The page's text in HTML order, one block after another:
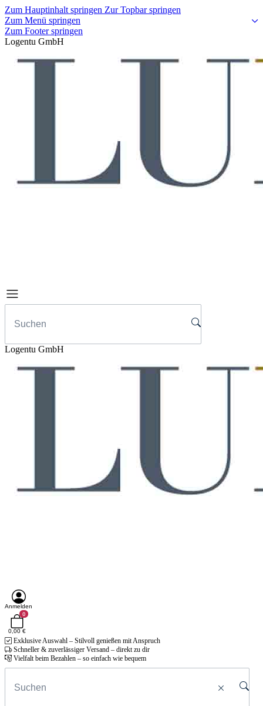
Zum Hauptinhalt springen Zur Topbar springen
Zum Menü springen
Zum Footer springen
Logentu GmbH
Logentu GmbH
Anmelden
0
0,00 €
Exklusive Auswahl – Stilvoll genießen mit Anspruch
Schneller & zuverlässiger Versand – direkt zu dir
Vielfalt beim Bezahlen – so einfach wie bequem